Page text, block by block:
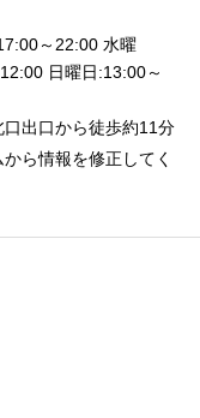
～22:00 水曜
日曜日:13:00～
出口から徒歩約11分
ら情報を修正してく